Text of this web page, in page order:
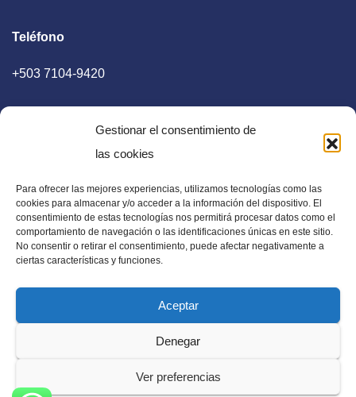
Gestionar el consentimiento de
las cookies
Para ofrecer las mejores experiencias, utilizamos tecnologías como las
cookies para almacenar y/o acceder a la información del dispositivo. El
consentimiento de estas tecnologías nos permitirá procesar datos como el
comportamiento de navegación o las identificaciones únicas en este sitio.
No consentir o retirar el consentimiento, puede afectar negativamente a
ciertas características y funciones.
Aceptar
Denegar
Ver preferencias
Teléfono
+503 7104-9420
E-mail
diaadia.redaccion@gmail.com